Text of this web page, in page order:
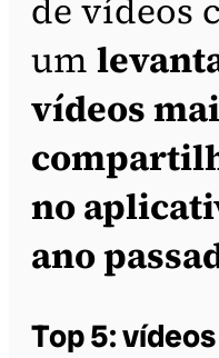
de vídeos
um
vídeos
no
ano
Top 5: